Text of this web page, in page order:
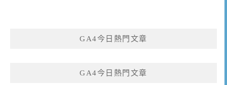
GA4今日熱門文章
GA4今日熱門文章